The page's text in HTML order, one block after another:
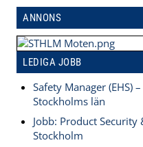
ANNONS
LEDIGA JOBB
Safety Manager (EHS)
Stockholms län
Jobb: Product Security
Stockholm